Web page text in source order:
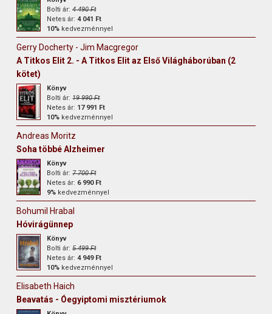
Bolti ár:4 490 Ft
Netes ár:4 041 Ft
10% kedvezménnyel
Gerry Docherty - Jim Macgregor
A Titkos Elit 2. - A Titkos Elit az Első Világháborúban (2
kötet)
Könyv
Bolti ár:19 990 Ft
Netes ár: 17 991 Ft
10% kedvezménnyel
Andreas Moritz
Soha többé Alzheimer
Könyv
Bolti ár:7 700 Ft
Netes ár: 6 990 Ft
9% kedvezménnyel
Bohumil Hrabal
Hóvirágünnep
Könyv
Bolti ár:5 499 Ft
Netes ár:4 949 Ft
10% kedvezménnyel
Elisabeth Haich
Beavatás - Óegyiptomi misztériumok